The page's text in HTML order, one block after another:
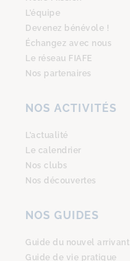
L’équipe
Devenez bénévole !
Échangez avec nous
Le réseau FIAFE
Nos partenaires
NOS ACTIVITÉS
L’actualité
Le calendrier
Nos clubs
Nos découvertes
NOS GUIDES
Guide du nouvel arrivant
Guide de vie pratique